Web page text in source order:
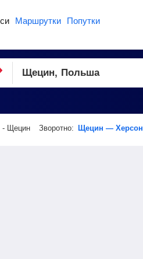
Маршрутки Попутки
- Щецин Зворотно: Щецин — Херсон